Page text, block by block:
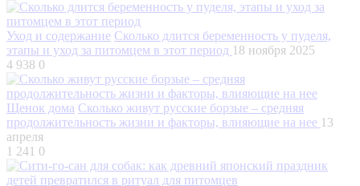
Уход и содержание Сколько длится беременность у пуделя,
этапы и уход за питомцем в этот период 18 ноября 2025
4 938 0
Щенок дома Сколько живут русские борзые – средняя
продолжительность жизни и факторы, влияющие на нее 13
апреля
1 241 0